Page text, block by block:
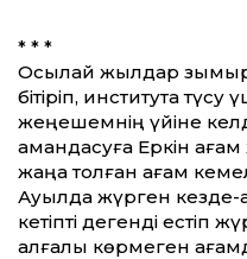
* * *
Осылай жылдар
бітіріп, институтқа түсу
жеңешемнің үйіне
амандасуға Еркін
жаңа толған ағам
Ауылда жүрген кезде-ақ
кетіпті дегенді естіп
алғалы көрмеген